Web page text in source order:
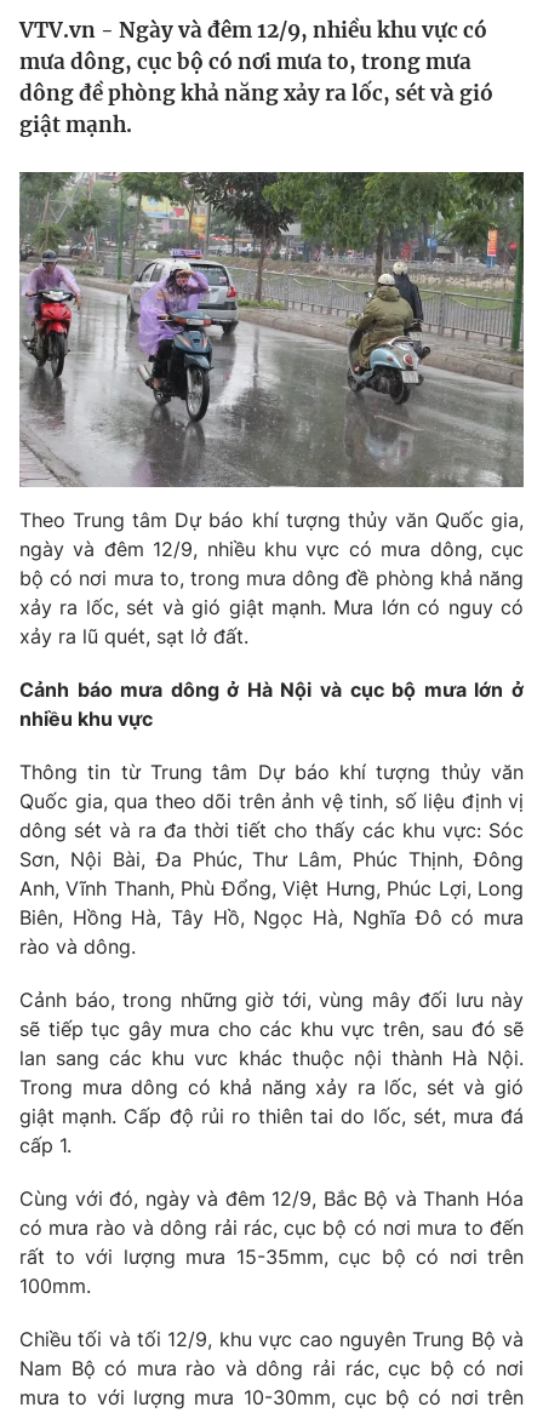
Y tế
Thế giới
Tin tức
Thế giới đó đây
Câu chuyện quốc tế
Kinh tế
Tài chính
Thị trường
Góc doanh nghiệp
Dữ liệu và đời sống
Truyền hình
Phim VTV
Hậu trường
Nhân vật
Khán giả
Giải sao mai
Giải trí
Điện ảnh
Sao
Đời sống
Du lịch
Làm đẹp
Chất lượng cuộc sống
Giáo dục
Tuyển sinh
Học trực tuyến
Công nghệ
Sản phẩm
Thị trường
Tư vấn
Giao lưu trực tuyến
Chuyên mục khác
Emagazine Podcast
Photo
Video Shorts video
VTV Money VTV Thể thao
Thị trường 24h Tấm lòng Việt
VTV9 VTV8
Giáo dục
VTV.vn - Ngày và đêm 12/9, nhiều khu vực có
mưa dông, cục bộ có nơi mưa to, trong mưa
dông đề phòng khả năng xảy ra lốc, sét và gió
giật mạnh.
Theo Trung tâm Dự báo khí tượng thủy văn Quốc gia,
ngày và đêm 12/9, nhiều khu vực có mưa dông, cục
bộ có nơi mưa to, trong mưa dông đề phòng khả năng
xảy ra lốc, sét và gió giật mạnh. Mưa lớn có nguy có
xảy ra lũ quét, sạt lở đất.
Cảnh báo mưa dông ở Hà Nội và cục bộ mưa lớn ở
nhiều khu vực
Thông tin từ Trung tâm Dự báo khí tượng thủy văn
Quốc gia, qua theo dõi trên ảnh vệ tinh, số liệu định vị
dông sét và ra đa thời tiết cho thấy các khu vực: Sóc
Sơn, Nội Bài, Đa Phúc, Thư Lâm, Phúc Thịnh, Đông
Anh, Vĩnh Thanh, Phù Đổng, Việt Hưng, Phúc Lợi, Long
Biên, Hồng Hà, Tây Hồ, Ngọc Hà, Nghĩa Đô có mưa
rào và dông.
Cảnh báo, trong những giờ tới, vùng mây đối lưu này
sẽ tiếp tục gây mưa cho các khu vực trên, sau đó sẽ
lan sang các khu vưc khác thuộc nội thành Hà Nội.
Trong mưa dông có khả năng xảy ra lốc, sét và gió
giật mạnh. Cấp độ rủi ro thiên tai do lốc, sét, mưa đá
cấp 1.
Cùng với đó, ngày và đêm 12/9, Bắc Bộ và Thanh Hóa
có mưa rào và dông rải rác, cục bộ có nơi mưa to đến
rất to với lượng mưa 15-35mm, cục bộ có nơi trên
100mm.
Chiều tối và tối 12/9, khu vực cao nguyên Trung Bộ và
Nam Bộ có mưa rào và dông rải rác, cục bộ có nơi
mưa to với lượng mưa 10-30mm, cục bộ có nơi trên